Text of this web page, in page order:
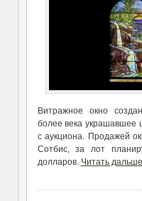
Витражное окно
более века украшавшее
с аукциона. Продажей
Сотбис, за лот
долларов. Читать